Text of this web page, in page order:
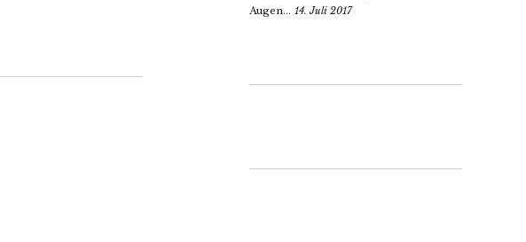
Augen... 14. Juli 2017